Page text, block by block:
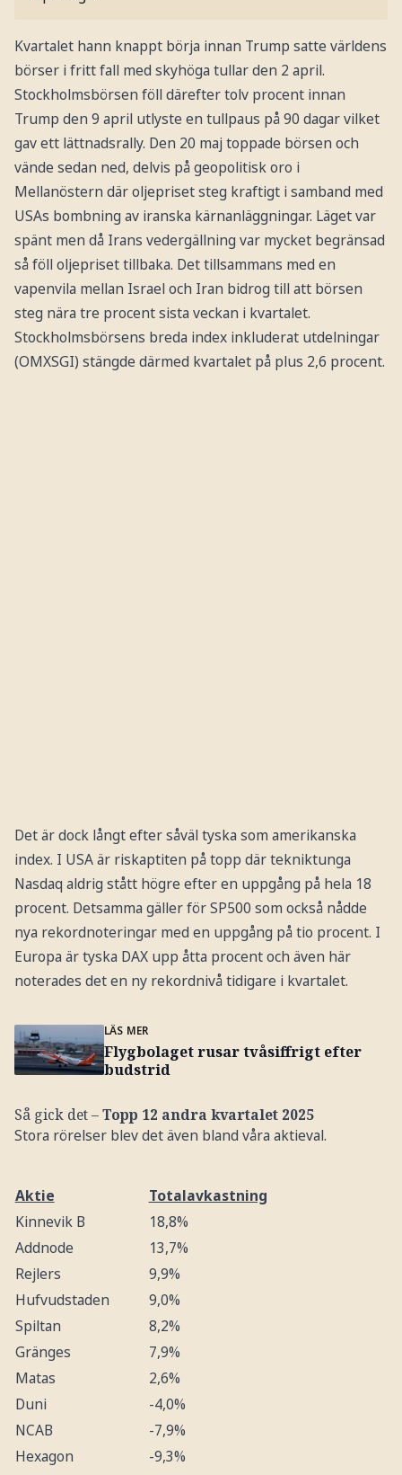
Kvartalet hann knappt börja innan Trump satte världens
börser i fritt fall med skyhöga tullar den 2 april.
Stockholmsbörsen föll därefter tolv procent innan
Trump den 9 april utlyste en tullpaus på 90 dagar vilket
gav ett lättnadsrally. Den 20 maj toppade börsen och
vände sedan ned, delvis på geopolitisk oro i
Mellanöstern där oljepriset steg kraftigt i samband med
USAs bombning av iranska kärnanläggningar. Läget var
spänt men då Irans vedergällning var mycket begränsad
så föll oljepriset tillbaka. Det tillsammans med en
vapenvila mellan Israel och Iran bidrog till att börsen
steg nära tre procent sista veckan i kvartalet.
Stockholmsbörsens breda index inkluderat utdelningar
(OMXSGI) stängde därmed kvartalet på plus 2,6 procent.
Det är dock långt efter såväl tyska som amerikanska
index. I USA är riskaptiten på topp där tekniktunga
Nasdaq aldrig stått högre efter en uppgång på hela 18
procent. Detsamma gäller för SP500 som också nådde
nya rekordnoteringar med en uppgång på tio procent. I
Europa är tyska DAX upp åtta procent och även här
noterades det en ny rekordnivå tidigare i kvartalet.
LÄS MER
Flygbolaget rusar tvåsiffrigt efter
budstrid
Så gick det –Topp 12 andra kvartalet 2025
Stora rörelser blev det även bland våra aktieval.
Aktie
Totalavkastning
Kinnevik B
18,8%
Addnode
13,7%
Rejlers
9,9%
Hufvudstaden
9,0%
Spiltan
8,2%
Gränges
7,9%
Matas
2,6%
Duni
-4,0%
NCAB
-7,9%
Hexagon
-9,3%